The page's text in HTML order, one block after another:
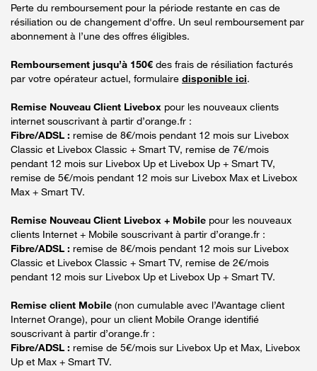
Perte du remboursement pour la période restante en cas de
résiliation ou de changement d'offre. Un seul remboursement par
abonnement à l’une des offres éligibles.
Remboursement jusqu’à 150€ des frais de résiliation facturés
par votre opérateur actuel, formulaire disponible ici.
Remise Nouveau Client Livebox pour les nouveaux clients
internet souscrivant à partir d’orange.fr :
Fibre/ADSL : remise de 8€/mois pendant 12 mois sur Livebox
Classic et Livebox Classic + Smart TV, remise de 7€/mois
pendant 12 mois sur Livebox Up et Livebox Up + Smart TV,
remise de 5€/mois pendant 12 mois sur Livebox Max et Livebox
Max + Smart TV.
Remise Nouveau Client Livebox + Mobile pour les nouveaux
clients Internet + Mobile souscrivant à partir d’orange.fr :
Fibre/ADSL : remise de 8€/mois pendant 12 mois sur Livebox
Classic et Livebox Classic + Smart TV, remise de 2€/mois
pendant 12 mois sur Livebox Up et Livebox Up + Smart TV.
Remise client Mobile (non cumulable avec l’Avantage client
Internet Orange), pour un client Mobile Orange identifié
souscrivant à partir d’orange.fr :
Fibre/ADSL : remise de 5€/mois sur Livebox Up et Max, Livebox
Up et Max + Smart TV.